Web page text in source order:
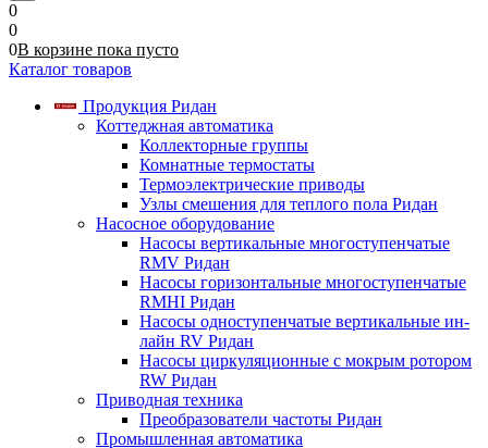
0
0
0В корзине пока пусто
Каталог товаров
Продукция Ридан
Коттеджная автоматика
Коллекторные группы
Комнатные термостаты
Термоэлектрические приводы
Узлы смешения для теплого пола Ридан
Насосное оборудование
Насосы вертикальные многоступенчатые
RMV Ридан
Насосы горизонтальные многоступенчатые
RMHI Ридан
Насосы одноступенчатые вертикальные ин-
лайн RV Ридан
Насосы циркуляционные с мокрым ротором
RW Ридан
Приводная техника
Преобразователи частоты Ридан
Промышленная автоматика